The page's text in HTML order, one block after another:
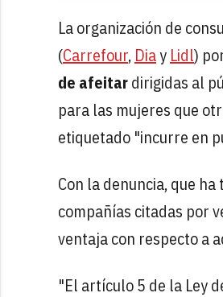
La organización de
(Carrefour, Diay Lidl)
de afeitardirigidas al
para las mujeres que
etiquetado "incurre en
Con la denuncia, que
compañías citadas por
ventaja con respecto a
"El artículo 5 de la Ley